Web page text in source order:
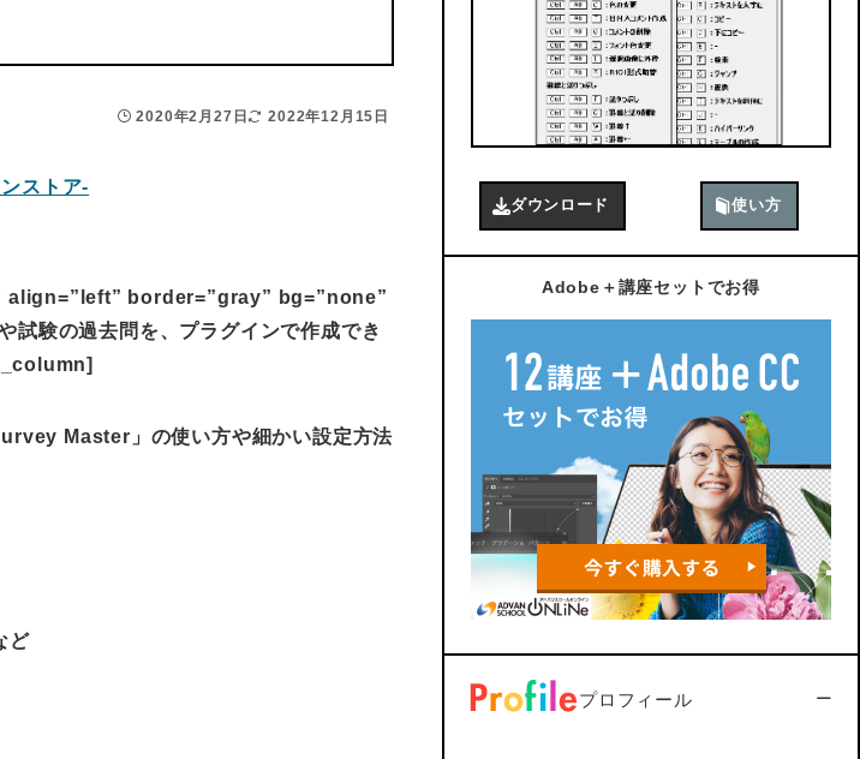
2020年2月27日 2022年12月15日
align=”left” border=”gray” bg=”none”
験の過去問を、プラグインで作成でき
Master」の使い方や細かい設定方法
ど
ダウンロード 使い方
Adobe＋講座セットでお得
プロフィール